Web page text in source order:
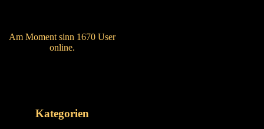
Am Moment sinn 1670 User
online.
Kategorien